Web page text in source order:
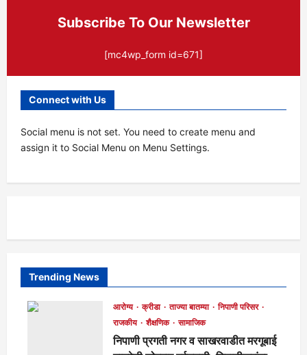
Subscribe To Our Newsletter
[mc4wp_form id=671]
Connect with Us
Social menu is not set. You need to create menu and
assign it to Social Menu on Menu Settings.
Trending News
आरोग्य क्रीडा ताज्या बातम्या
निपाणी परिसर
राजकीय
शैक्षणिक सामाजिक
निपाणी प्रगती नगर व साखरवाडीत मरगूबाई